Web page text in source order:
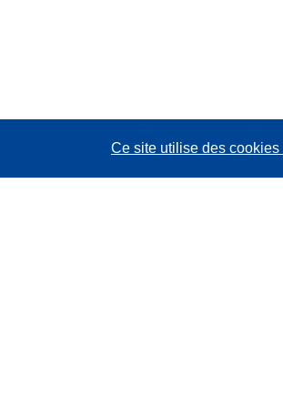
Ce site utilise des cookies